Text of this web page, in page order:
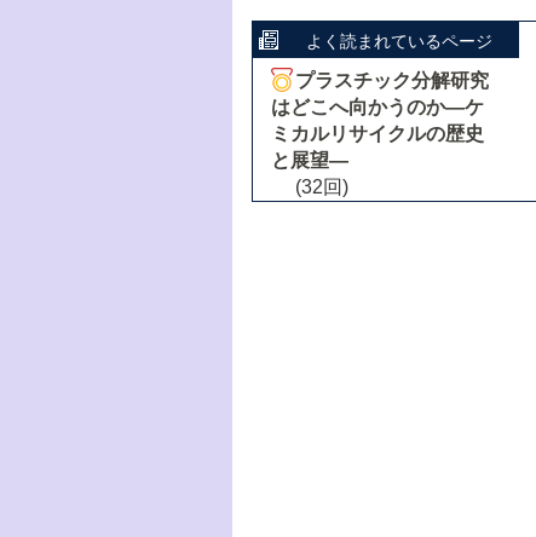
よく読まれているページ
プラスチック分解研究
はどこへ向かうのか―ケ
ミカルリサイクルの歴史
と展望―
(32回)